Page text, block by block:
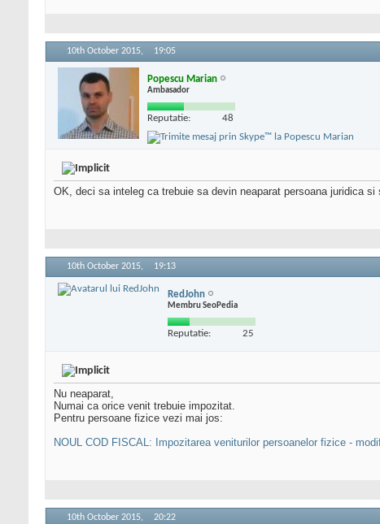
10th October 2015, 19:05
Popescu Marian
Ambasador
Reputatie: 48
OK, deci sa inteleg ca trebuie sa devin neaparat persoana juridica si
10th October 2015, 19:13
RedJohn
Membru SeoPedia
Reputatie: 25
Nu neaparat,
Numai ca orice venit trebuie impozitat.
Pentru persoane fizice vezi mai jos:
NOUL COD FISCAL: Impozitarea veniturilor persoanelor fizice -
10th October 2015, 20:22